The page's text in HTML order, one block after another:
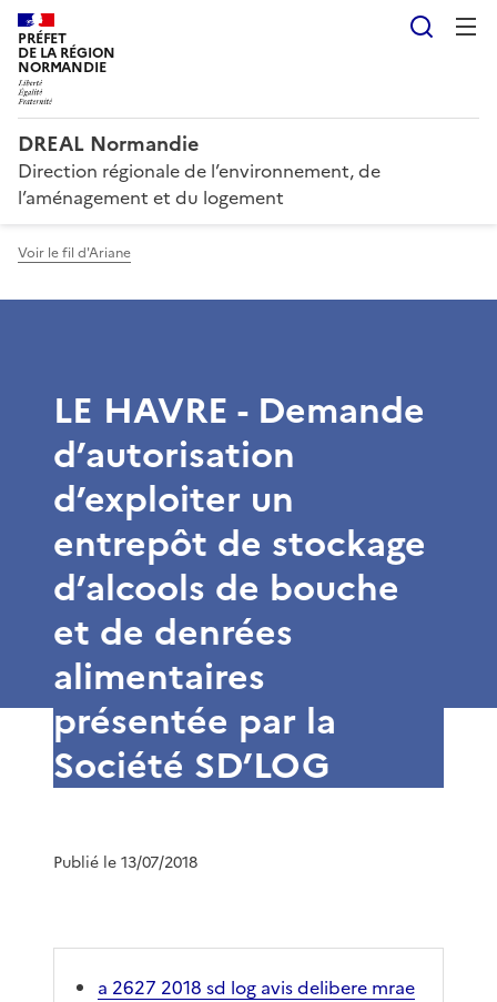
PRÉFET
DE LA RÉGION
NORMANDIE
DREAL Normandie
Direction régionale de l’environnement, de
l’aménagement et du logement
Voir le fil d'Ariane
LE HAVRE - Demande
d’autorisation
d’exploiter un
entrepôt de stockage
d’alcools de bouche
et de denrées
alimentaires
présentée par la
Société SD’LOG
Publié le 13/07/2018
a 2627 2018 sd log avis delibere mrae